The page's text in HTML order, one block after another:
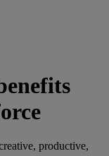
productive,